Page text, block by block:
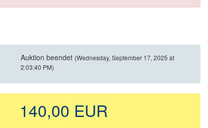
Auktion beendet (Wednesday, September 17, 2025 at
2:03:40 PM)
140,00 EUR